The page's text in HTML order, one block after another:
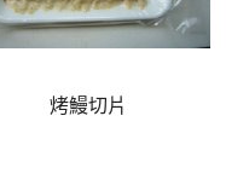
烤鰻切片